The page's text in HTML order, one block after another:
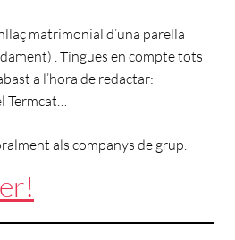
matrimonial d’una parella
. Tingues en compte tots
a l’hora de redactar:
Termcat…
als companys de grup.